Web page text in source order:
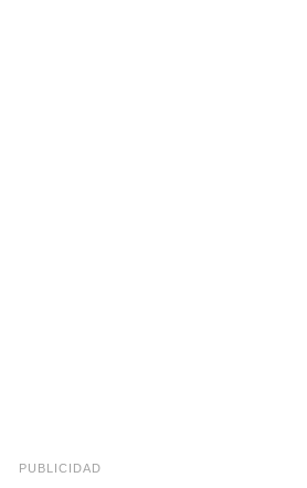
PUBLICIDAD